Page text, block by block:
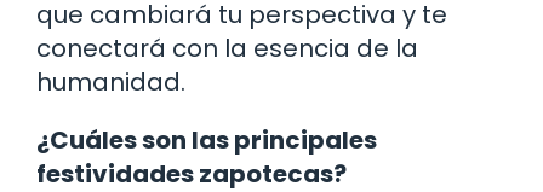
que cambiará tu perspectiva y te
conectará con la esencia de la
humanidad.
¿Cuáles son las principales
festividades zapotecas?